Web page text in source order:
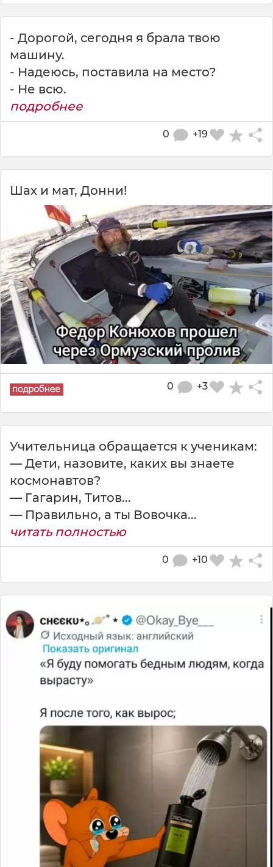
- Дорогой, сегодня я брала твою
машину.
- Надеюсь, поставила на место?
- Не всю.
подробнее
+19
0
Шах и мат, Донни!
+3
0
Учительница обращается к ученикам:
— Дети, назовите, каких вы знаете
космонавтов?
— Гагарин, Титов...
— Пpавильно, а ты Вовочка...
читать полностью
+10
0